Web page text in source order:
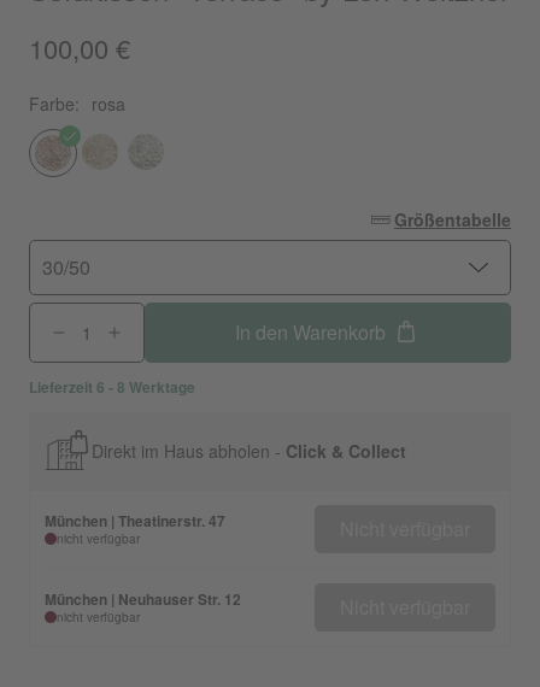
100,00 €
Farbe: rosa
Größentabelle
30/50
In den Warenkorb
Lieferzeit 6 - 8 Werktage
Direkt im Haus abholen - Click & Collect
München | Theatinerstr. 47
nicht verfügbar
München | Neuhauser Str. 12
nicht verfügbar